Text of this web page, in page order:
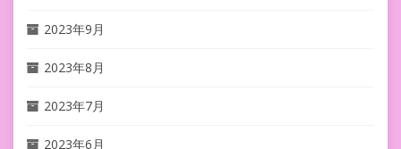
2023年9月
2023年8月
2023年7月
2023年6月